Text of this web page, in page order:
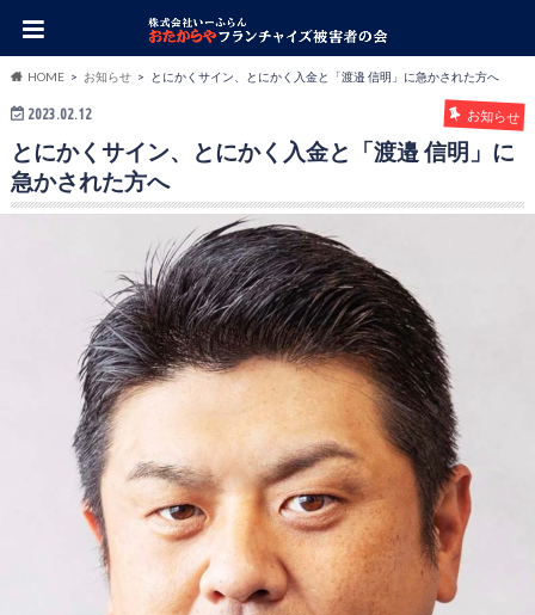
HOME お知らせ とにかくサイン、とにかく入金と「渡邉 信明」に急かされた方へ
2023.02.12 お知らせ
とにかくサイン、とにかく入金と「渡邉 信明」に
急かされた方へ